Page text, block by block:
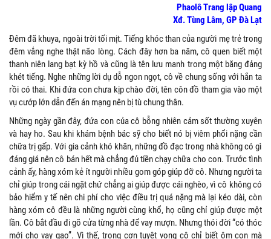
Phaolô Trang lập Quang
Xđ. Tùng Lâm, GP Đà Lạt
Đêm đã khuya, ngoài trời tối mịt. Tiếng khóc than của người mẹ trẻ trong
đêm vắng nghe thật não lòng. Cách đây hơn ba năm, cô quen biết một
thanh niên lang bạt kỳ hồ và cũng là tên lưu manh trong một băng đảng
khét tiếng. Nghe những lời dụ dỗ ngon ngọt, cô về chung sống với hắn ta
rồi có thai. Khi đứa con chưa kịp chào đời, tên côn đồ tham gia vào một
vụ cướp lớn dẫn đến án mạng nên bị tù chung thân.
Những ngày gần đây, đứa con của cô bỗng nhiên cảm sốt thường xuyên
và hay ho. Sau khi khám bệnh bác sỹ cho biết nó bị viêm phổi nặng cần
chữa trị gấp. Với gia cảnh khó khăn, những đồ đạc trong nhà không có gì
đáng giá nên cô bán hết mà chẳng đủ tiền chạy chữa cho con. Trước tình
cảnh ấy, hàng xóm kẻ ít người nhiều gom góp giúp đỡ cô. Nhưng người ta
chỉ giúp trong cái ngặt chứ chẳng ai giúp được cái nghèo, vì cô không có
bảo hiểm y tế nên chi phí cho việc điều trị quá nặng mà lại kéo dài, còn
hàng xóm cô đều là những người cùng khổ, họ cũng chỉ giúp được một
lần. Cô bắt đầu đi gõ cửa từng nhà để vay mượn. Nhưng thói đời “có thóc
mới cho vay gạo”. Vì thế, trong cơn tuyệt vọng cô chỉ biết ôm con mà